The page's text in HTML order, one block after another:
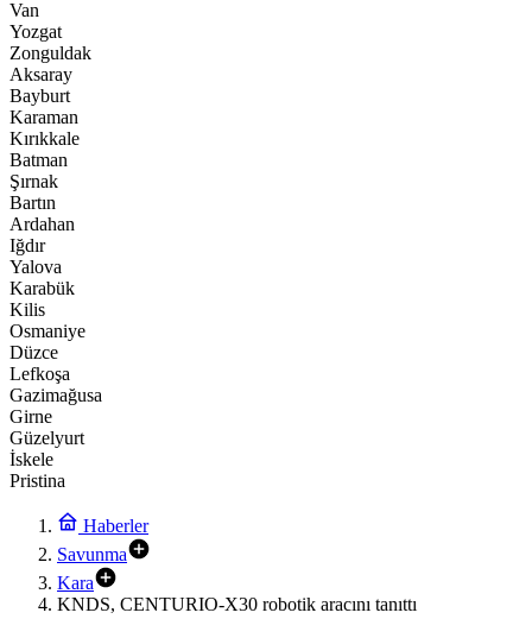
Van
Yozgat
Zonguldak
Aksaray
Bayburt
Karaman
Kırıkkale
Batman
Şırnak
Bartın
Ardahan
Iğdır
Yalova
Karabük
Kilis
Osmaniye
Düzce
Lefkoşa
Gazimağusa
Girne
Güzelyurt
İskele
Pristina
Haberler
Savunma
Kara
KNDS, CENTURIO-X30 robotik aracını tanıttı